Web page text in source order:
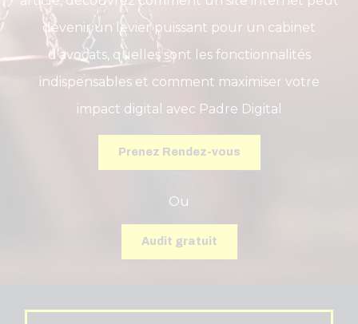
devenir un levier puissant pour un cabinet
d’avocats, quelles sont les fonctionnalités
indispensables et comment maximiser votre
impact digital avec Padre Digital
Prenez Rendez-vous
Ou
Audit gratuit